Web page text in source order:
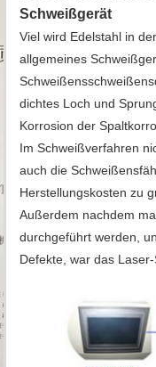
Schweißgerät
Viel wird Edelstahl in
allgemeines
dichtes Loch und
Korrosion der
Im Schweißverfahren
auch die
Herstellungskosten zu
Außerdem nachdem
durchgeführt werden,
Defekte, war das